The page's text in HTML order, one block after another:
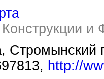
и
Стромынский
http://